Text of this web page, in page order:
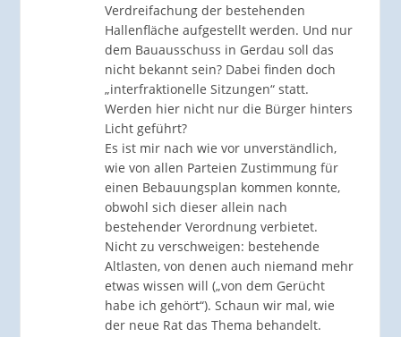
Verdreifachung der bestehenden
Hallenfläche aufgestellt werden. Und nur
dem Bauausschuss in Gerdau soll das
nicht bekannt sein? Dabei finden doch
„interfraktionelle Sitzungen“ statt.
Werden hier nicht nur die Bürger hinters
Licht geführt?
Es ist mir nach wie vor unverständlich,
wie von allen Parteien Zustimmung für
einen Bebauungsplan kommen konnte,
obwohl sich dieser allein nach
bestehender Verordnung verbietet.
Nicht zu verschweigen: bestehende
Altlasten, von denen auch niemand mehr
etwas wissen will („von dem Gerücht
habe ich gehört“). Schaun wir mal, wie
der neue Rat das Thema behandelt.